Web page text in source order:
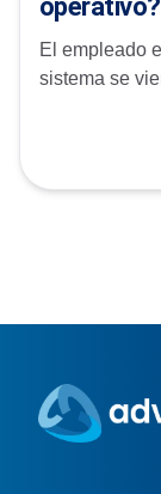
operativo?
El empleado
sistema se